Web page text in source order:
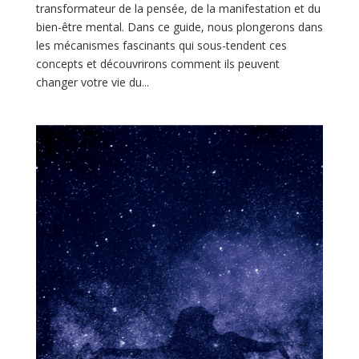
transformateur de la pensée, de la manifestation et du
bien-être mental. Dans ce guide, nous plongerons dans
les mécanismes fascinants qui sous-tendent ces
concepts et découvrirons comment ils peuvent
changer votre vie du...